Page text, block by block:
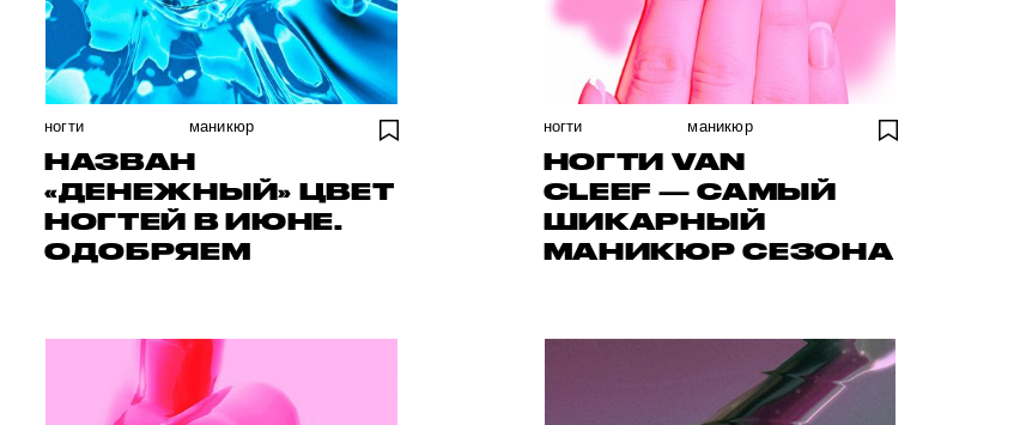
ногти маникюр
НАЗВАН
«ДЕНЕЖНЫЙ» ЦВЕТ
НОГТЕЙ В ИЮНЕ.
ОДОБРЯЕМ
ногти маникюр
НОГТИ VAN
CLEEF — САМЫЙ
ШИКАРНЫЙ
МАНИКЮР СЕЗОНА